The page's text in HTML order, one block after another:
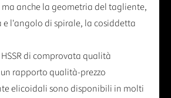
anche la geometria del tagliente,
l'angolo di spirale, la cosiddetta
HSSR di comprovata qualità
un rapporto qualità-prezzo
elicoidali sono disponibili in molti